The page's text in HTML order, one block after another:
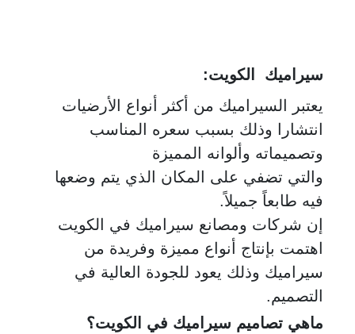
سيراميك الكويت:
يعتبر السيراميك من أكثر أنواع الأرضيات
انتشارا وذلك بسبب سعره المناسب
وتصميماته وألوانه المميزة
والتي تضفي على المكان الذي يتم وضعها
فيه طابعاً جميلاً.
إن شركات ومصانع سيراميك في الكويت
اهتمت بإنتاج أنواع مميزة وفريدة من
سيراميك وذلك يعود للجودة العالية في
التصميم.
ماهي تصاميم سيراميك في الكويت؟